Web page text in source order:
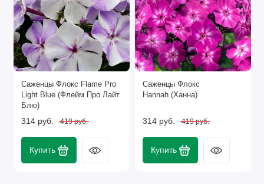
Саженцы Флокс Flame Pro
Light Blue (Флейм Про Лайт
Блю)
314 руб. 419 руб.
Купить
Саженцы Флокс
Hannah (Ханна)
314 руб. 419 руб.
Купить